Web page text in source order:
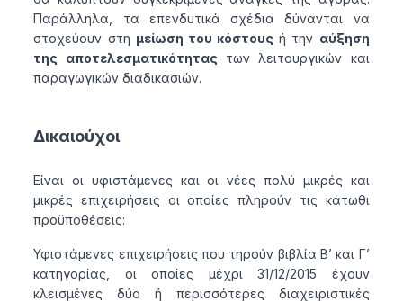
Παράλληλα, τα επενδυτικά σχέδια δύνανται να
στοχεύουν στη μείωση του κόστους ή την αύξηση
της αποτελεσματικότηταςτων λειτουργικών και
παραγωγικών διαδικασιών.
Δικαιούχοι
Είναι οι υφιστάμενες και οι νέες πολύ μικρές και
μικρές επιχειρήσεις οι οποίες πληρούν τις κάτωθι
προϋποθέσεις:
Υφιστάμενες επιχειρήσεις που τηρούν βιβλία Β’ και Γ’
κατηγορίας, οι οποίες μέχρι 31/12/2015 έχουν
κλεισμένες δύο ή περισσότερες διαχειριστικές